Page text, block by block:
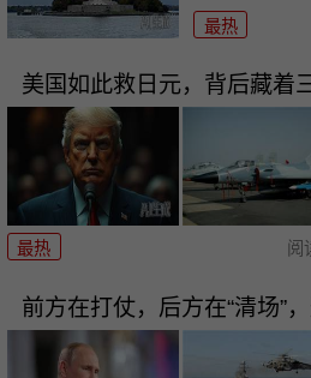
最热
美国如此救日元，背后藏着
最热 阅
前方在打仗，后方在“清场”